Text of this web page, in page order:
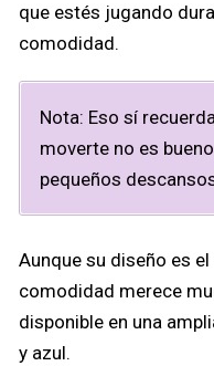
que estés jugando
comodidad.
Nota: Eso sí
moverte no es
pequeños
Aunque su diseño es
comodidad merece
disponible en una
y azul.